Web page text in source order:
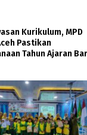
Kurikulum, MPD
Pastikan
Tahun Ajaran